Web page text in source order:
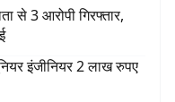
से 3 आरोपी गिरफ्तार,
इंजीनियर 2 लाख रुपए